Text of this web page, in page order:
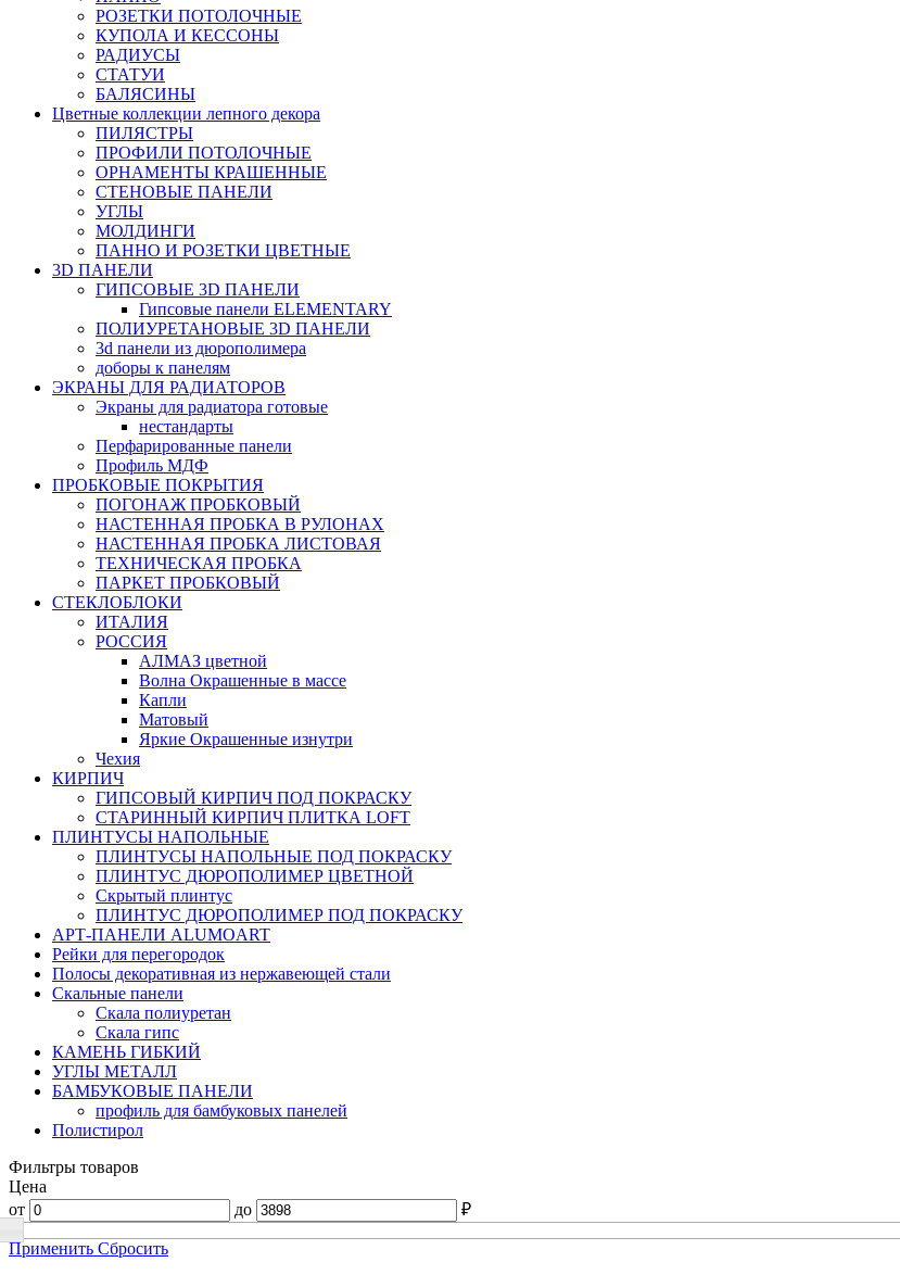
РОЗЕТКИ ПОТОЛОЧНЫЕ
КУПОЛА И КЕССОНЫ
РАДИУСЫ
СТАТУИ
БАЛЯСИНЫ
Цветные коллекции лепного декора
ПИЛЯСТРЫ
ПРОФИЛИ ПОТОЛОЧНЫЕ
ОРНАМЕНТЫ КРАШЕННЫЕ
СТЕНОВЫЕ ПАНЕЛИ
УГЛЫ
МОЛДИНГИ
ПАННО И РОЗЕТКИ ЦВЕТНЫЕ
3D ПАНЕЛИ
ГИПСОВЫЕ 3D ПАНЕЛИ
Гипсовые панели ELEMENTARY
ПОЛИУРЕТАНОВЫЕ 3D ПАНЕЛИ
3d панели из дюрополимера
доборы к панелям
ЭКРАНЫ ДЛЯ РАДИАТОРОВ
Экраны для радиатора готовые
нестандарты
Перфарированные панели
Профиль МДФ
ПРОБКОВЫЕ ПОКРЫТИЯ
ПОГОНАЖ ПРОБКОВЫЙ
НАСТЕННАЯ ПРОБКА В РУЛОНАХ
НАСТЕННАЯ ПРОБКА ЛИСТОВАЯ
ТЕХНИЧЕСКАЯ ПРОБКА
ПАРКЕТ ПРОБКОВЫЙ
СТЕКЛОБЛОКИ
ИТАЛИЯ
РОССИЯ
АЛМАЗ цветной
Волна Окрашенные в массе
Капли
Матовый
Яркие Окрашенные изнутри
Чехия
КИРПИЧ
ГИПСОВЫЙ КИРПИЧ ПОД ПОКРАСКУ
СТАРИННЫЙ КИРПИЧ ПЛИТКА LOFT
ПЛИНТУСЫ НАПОЛЬНЫЕ
ПЛИНТУСЫ НАПОЛЬНЫЕ ПОД ПОКРАСКУ
ПЛИНТУС ДЮРОПОЛИМЕР ЦВЕТНОЙ
Скрытый плинтус
ПЛИНТУС ДЮРОПОЛИМЕР ПОД ПОКРАСКУ
АРТ-ПАНЕЛИ ALUMOART
Рейки для перегородок
Полосы декоративная из нержавеющей стали
Скальные панели
Скала полиуретан
Скала гипс
КАМЕНЬ ГИБКИЙ
УГЛЫ МЕТАЛЛ
БАМБУКОВЫЕ ПАНЕЛИ
профиль для бамбуковых панелей
Полистирол
Фильтры товаров
Цена
от
до ₽
Применить Сбросить